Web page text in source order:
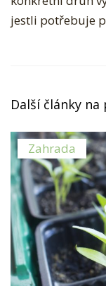
jestli potřebuje
Další články
Zahrada